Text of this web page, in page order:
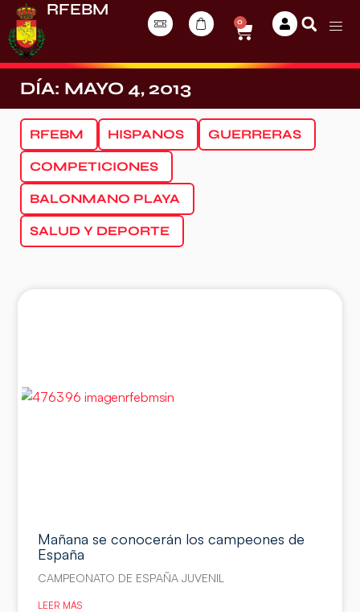
RFEBM
0
DÍA: MAYO 4, 2013
RFEBM HISPANOS GUERRERAS
COMPETICIONES
BALONMANO PLAYA
SALUD Y DEPORTE
Mañana se conocerán los campeones de
España
CAMPEONATO DE ESPAÑA JUVENIL
LEER MÁS